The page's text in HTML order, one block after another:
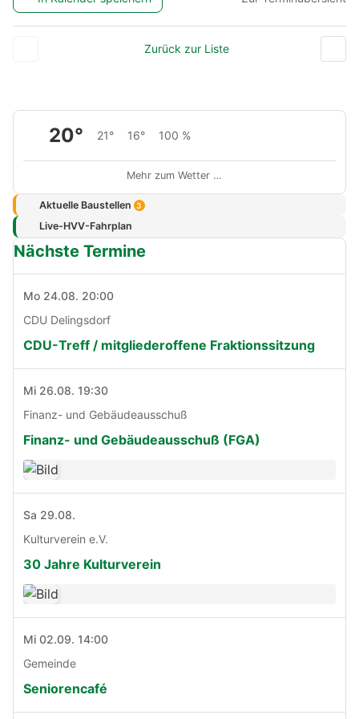
Zurück zur Liste
20° 21° 16° 100 %
Mehr zum Wetter …
Aktuelle Baustellen 3
Live-HVV-Fahrplan
Nächste Termine
Mo 24.08. 20:00
CDU Delingsdorf
CDU-Treff / mitgliederoffene Fraktionssitzung
Mi 26.08. 19:30
Finanz- und Gebäudeausschuß
Finanz- und Gebäudeausschuß (FGA)
Sa 29.08.
Kulturverein e.V.
30 Jahre Kulturverein
Mi 02.09. 14:00
Gemeinde
Seniorencafé